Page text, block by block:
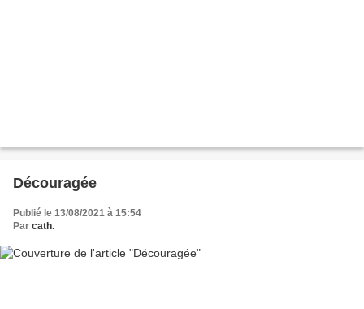
Découragée
Publié le 13/08/2021 à 15:54
Par cath.